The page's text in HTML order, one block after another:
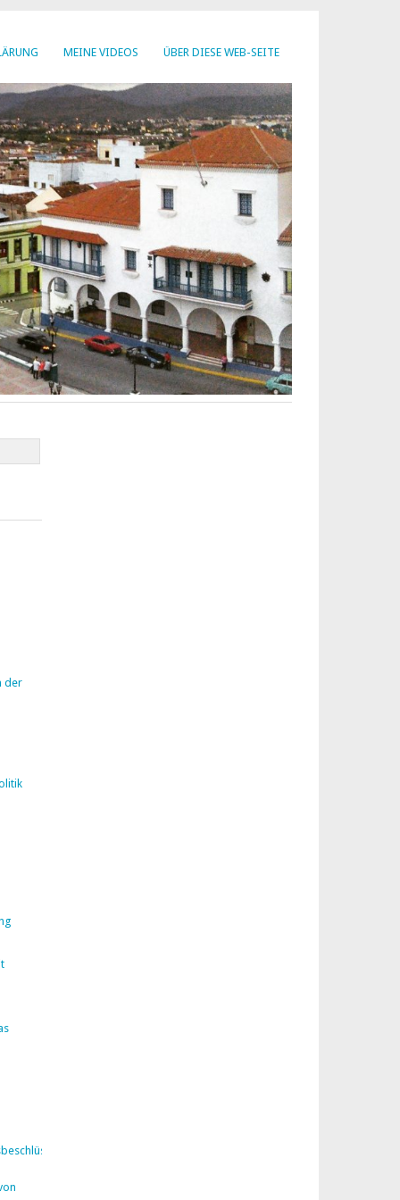
MEINE VIDEOS ÜBER DIESE WEB-SEITE
der